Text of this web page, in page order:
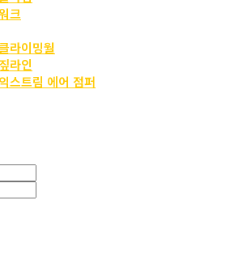
크
라이밍월
라인
스트림 에어 점퍼